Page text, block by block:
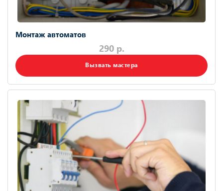
Монтаж автоматов
290 р.
Вызвать мастера